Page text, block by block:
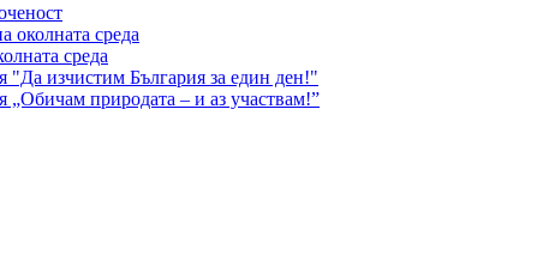
околната среда
среда
"Да изчистим България за един ден!"
природата – и аз участвам!”